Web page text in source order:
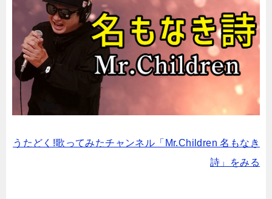
うたどく!歌ってみたチャンネル「Mr.Children 名もなき
詩」をみる